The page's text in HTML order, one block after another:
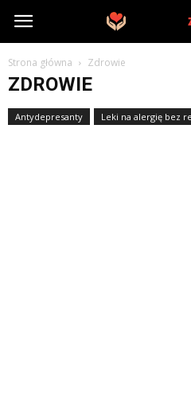
PrywatneZdrowie.pl
Strona główna Zdrowie
ZDROWIE
Antydepresanty Leki na alergię bez